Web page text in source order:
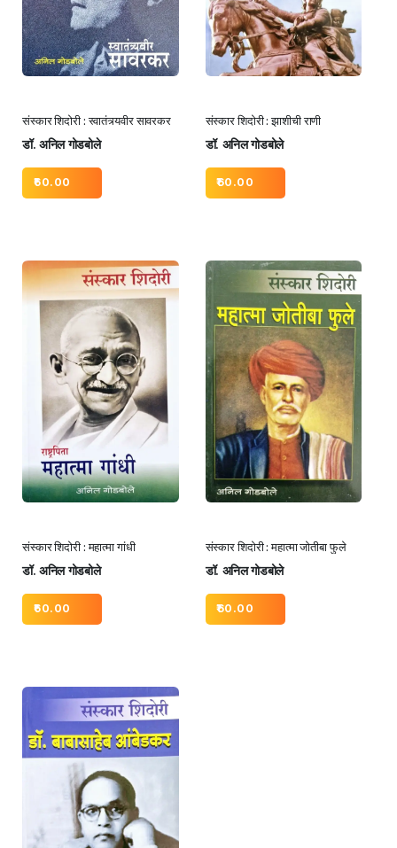
संस्कार शिदोरी : स्वातंत्र्यवीर सावरकर
डॉ. अनिल गोडबोले
60.00
संस्कार शिदोरी : झाशीची राणी
डॉ. अनिल गोडबोले
60.00
संस्कार शिदोरी : महात्मा गांधी
डॉ. अनिल गोडबोले
60.00
संस्कार शिदोरी : महात्मा जोतीबा फुले
डॉ. अनिल गोडबोले
60.00